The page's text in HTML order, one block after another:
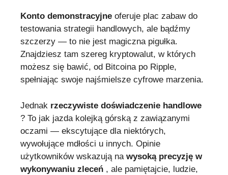
Konto demonstracyjne oferuje plac zabaw do
testowania strategii handlowych, ale bądźmy
szczerzy — to nie jest magiczna pigułka.
Znajdziesz tam szereg kryptowalut, w których
możesz się bawić, od Bitcoina po Ripple,
spełniając swoje najśmielsze cyfrowe marzenia.
Jednak rzeczywiste doświadczenie handlowe
? To jak jazda kolejką górską z zawiązanymi
oczami — ekscytujące dla niektórych,
wywołujące mdłości u innych. Opinie
użytkowników wskazują na wysoką precyzję w
wykonywaniu zleceń , ale pamiętajcie, ludzie,